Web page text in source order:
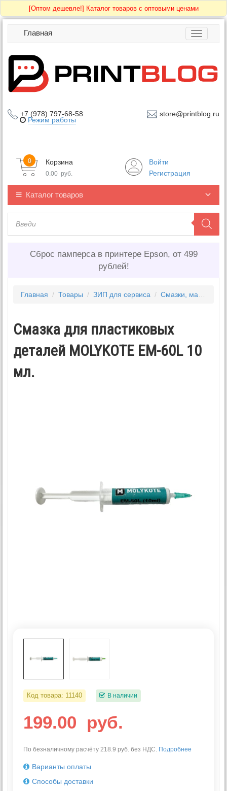
[Оптом дешевле!] Каталог товаров с оптовыми ценами
Toggle
Главная
+7 (978) 797-68-58 store@printblog.ru
Режим работы
Корзина
0
0.00 руб.
Войти
Регистрация
Каталог товаров
Сброс памперса в принтере Epson, от 499
рублей!
Главная / Товары / ЗИП для сервиса / Смазки, масла, средства для очистки
Смазка для пластиковых
деталей MOLYKOTE EM-60L 10
мл.
Код товара: 11140 В наличии
199.00 руб.
По безналичному расчёту 218.9 руб. без НДС. Подробнее
Варианты оплаты
Способы доставки